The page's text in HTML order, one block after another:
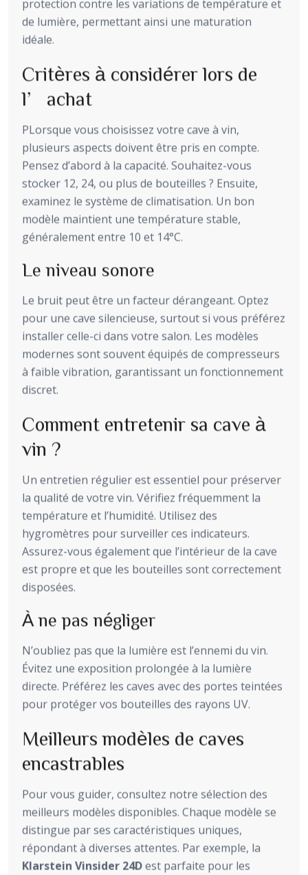
protection contre les variations de température et
de lumière, permettant ainsi une maturation
idéale.
Critères à considérer lors de
l’achat
PLorsque vous choisissez votre cave à vin,
plusieurs aspects doivent être pris en compte.
Pensez d’abord à la capacité. Souhaitez-vous
stocker 12, 24, ou plus de bouteilles ? Ensuite,
examinez le système de climatisation. Un bon
modèle maintient une température stable,
généralement entre 10 et 14°C.
Le niveau sonore
Le bruit peut être un facteur dérangeant. Optez
pour une cave silencieuse, surtout si vous préférez
installer celle-ci dans votre salon. Les modèles
modernes sont souvent équipés de compresseurs
à faible vibration, garantissant un fonctionnement
discret.
Comment entretenir sa cave à
vin ?
Un entretien régulier est essentiel pour préserver
la qualité de votre vin. Vérifiez fréquemment la
température et l’humidité. Utilisez des
hygromètres pour surveiller ces indicateurs.
Assurez-vous également que l’intérieur de la cave
est propre et que les bouteilles sont correctement
disposées.
À ne pas négliger
N’oubliez pas que la lumière est l’ennemi du vin.
Évitez une exposition prolongée à la lumière
directe. Préférez les caves avec des portes teintées
pour protéger vos bouteilles des rayons UV.
Meilleurs modèles de caves
encastrables
Pour vous guider, consultez notre sélection des
meilleurs modèles disponibles. Chaque modèle se
distingue par ses caractéristiques uniques,
répondant à diverses attentes. Par exemple, la
Klarstein Vinsider 24Dest parfaite pour les